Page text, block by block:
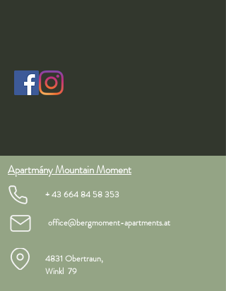
Apartmány Mountain Moment
+43 664 84 58 353
office@bergmoment-apartments.at
4831 Obertraun,
Winkl 79